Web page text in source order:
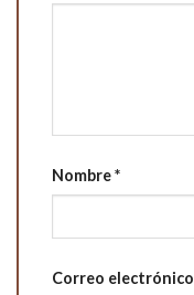
Nombre*
Correo electrónico